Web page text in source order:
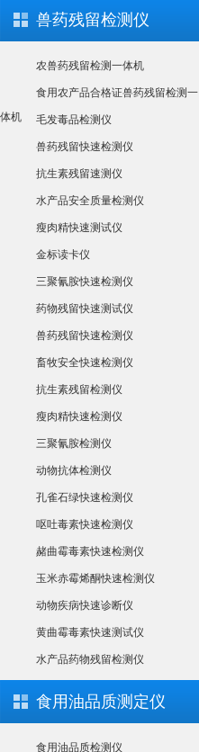
兽药残留检测仪
农兽药残留检测一体机
食用农产品合格证兽药残留检测一
体机 毛发毒品检测仪
兽药残留快速检测仪
抗生素残留速测仪
水产品安全质量检测仪
瘦肉精快速测试仪
金标读卡仪
三聚氰胺快速检测仪
药物残留快速测试仪
兽药残留快速检测仪
畜牧安全快速检测仪
抗生素残留检测仪
瘦肉精快速检测仪
三聚氰胺检测仪
动物抗体检测仪
孔雀石绿快速检测仪
呕吐毒素快速检测仪
赭曲霉毒素快速检测仪
玉米赤霉烯酮快速检测仪
动物疾病快速诊断仪
黄曲霉毒素快速测试仪
水产品药物残留检测仪
食用油品质测定仪
食用油品质检测仪
农药残留检测仪CSY-N10